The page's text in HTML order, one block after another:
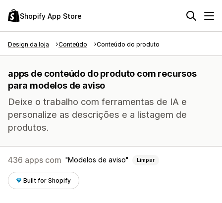
Shopify App Store
Design da loja Conteúdo Conteúdo do produto
apps de conteúdo do produto com recursos
para modelos de aviso
Deixe o trabalho com ferramentas de IA e
personalize as descrições e a listagem de
produtos.
436 apps com Modelos de aviso Limpar
Built for Shopify